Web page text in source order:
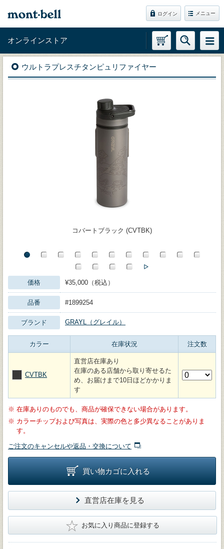
ログイン メニュー
オンラインストア
ウルトラプレスチタンピュリファイヤー
コバートブラック (CVTBK)
価格 ¥35,000（税込）
品番 #1899254
ブランド GRAYL（グレイル）
カラー 在庫状況 注文数
CVTBK
直営店在庫あり
在庫のある店舗から取り寄せるた
め、お届けまで10日ほどかかりま
す
※ 在庫ありのものでも、商品が確保できない場合があります。
※ カラーチップおよび写真は、実際の色と多少異なることがありま
す。
ご注文のキャンセルや返品・交換について
買い物カゴに入れる
直営店在庫を見る
★ お気に入り商品に登録する